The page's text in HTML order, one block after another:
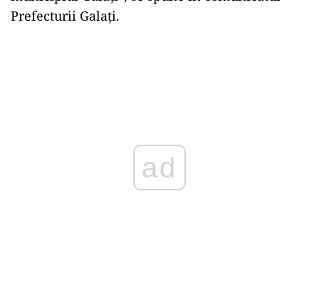
Prefecturii Galați.
ad